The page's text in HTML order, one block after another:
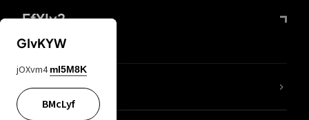
FfYIy2
lYGfRP
GIvKYW
jOXvm4 mI5M8K
BMcLyf